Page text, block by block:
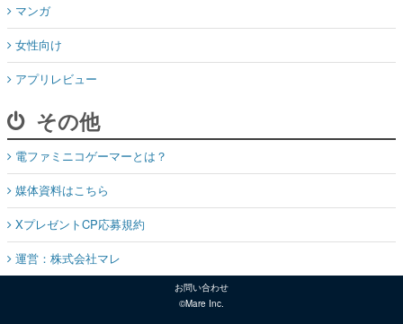
マンガ
女性向け
アプリレビュー
その他
電ファミニコゲーマーとは？
媒体資料はこちら
XプレゼントCP応募規約
運営：株式会社マレ
お問い合わせ
©Mare Inc.